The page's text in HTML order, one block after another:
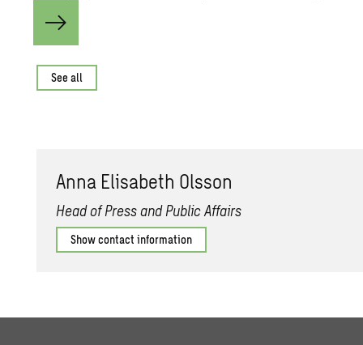
See all
Anna Elisabeth Olsson
Head of Press and Public Affairs
Show contact information